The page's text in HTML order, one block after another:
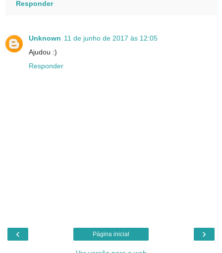
Responder
Unknown 11 de junho de 2017 às 12:05
Ajudou :)
Responder
‹ ›
Página inicial